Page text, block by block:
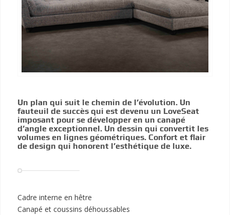
Un plan qui suit le chemin de l’évolution. Un
fauteuil de succès qui est devenu un LoveSeat
imposant pour se développer en un canapé
d’angle exceptionnel. Un dessin qui convertit les
volumes en lignes géométriques. Confort et flair
de design qui honorent l’esthétique de luxe.
Cadre interne en hêtre
Canapé et coussins déhoussables